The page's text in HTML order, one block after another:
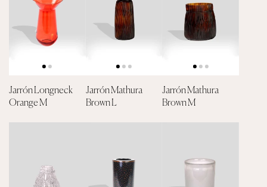
Jarrón Longneck
Orange M
Jarrón Mathura
Brown L
Jarrón Mathura
Brown M